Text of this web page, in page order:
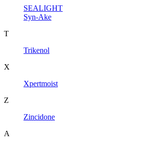
SEALIGHT
Syn-Ake
T
Trikenol
X
Xpertmoist
Z
Zincidone
А